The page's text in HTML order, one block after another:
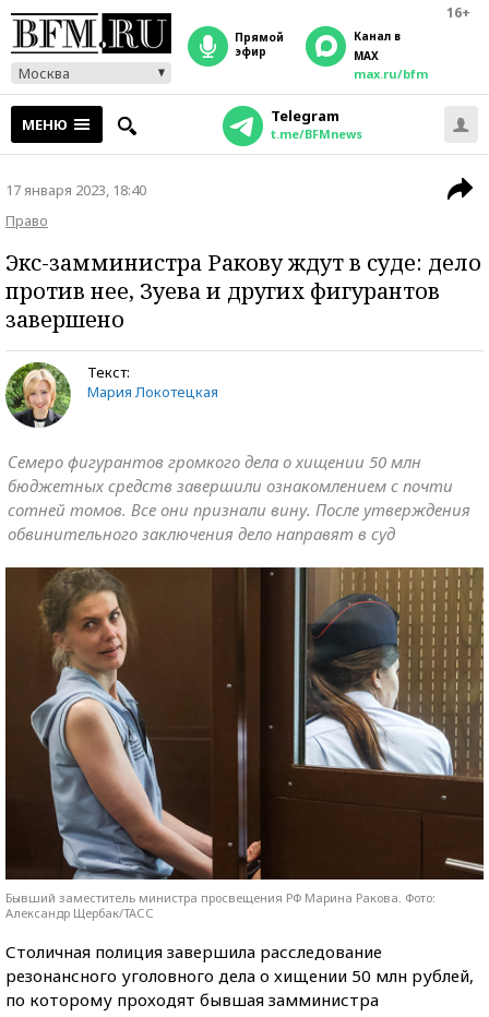
16+
Москва
прямой
эфир
Канал в
MAX
max.ru/bfm
МЕНЮ Telegram
t.me/BFMnews
17 января 2023, 18:40
Право
Экс-замминистра Ракову ждут в суде: дело
против нее, Зуева и других фигурантов
завершено
Текст:
Мария Локотецкая
Семеро фигурантов громкого дела о хищении 50 млн
бюджетных средств завершили ознакомлением с почти
сотней томов. Все они признали вину. После утверждения
обвинительного заключения дело направят в суд
Бывший заместитель министра просвещения РФ Марина Ракова. Фото:
Александр Щербак/ТАСС
Столичная полиция завершила расследование
резонансного уголовного дела о хищении 50 млн рублей,
по которому проходят бывшая замминистра